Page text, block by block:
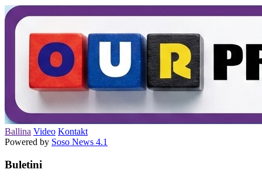
Ballina Video Kontakt
Powered by Soso News 4.1
Buletini